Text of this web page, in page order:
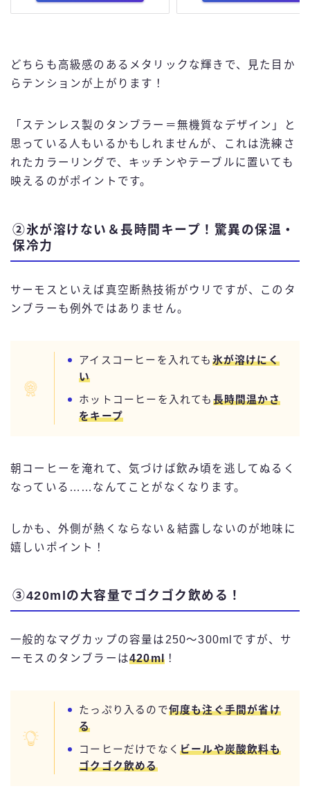
どちらも高級感のあるメタリックな輝きで、見た目か
らテンションが上がります！
「ステンレス製のタンブラー＝無機質なデザイン」と
思っている人もいるかもしれませんが、これは洗練さ
れたカラーリングで、キッチンやテーブルに置いても
映えるのがポイントです。
②氷が溶けない＆長時間キープ！驚異の保温・
保冷力
サーモスといえば真空断熱技術がウリですが、このタ
ンブラーも例外ではありません。
アイスコーヒーを入れても 氷が溶けにく
い
ホットコーヒーを入れても 長時間温かさ
をキープ
朝コーヒーを淹れて、気づけば飲み頃を逃してぬるく
なっている……なんてことがなくなります。
しかも、外側が熱くならない＆結露しないのが地味に
嬉しいポイント！
③420mlの大容量でゴクゴク飲める！
一般的なマグカップの容量は250～300mlですが、サ
ーモスのタンブラーは420ml ！
たっぷり入るので何度も注ぐ手間が省け
る
コーヒーだけでなく ビールや炭酸飲料も
ゴクゴク飲める